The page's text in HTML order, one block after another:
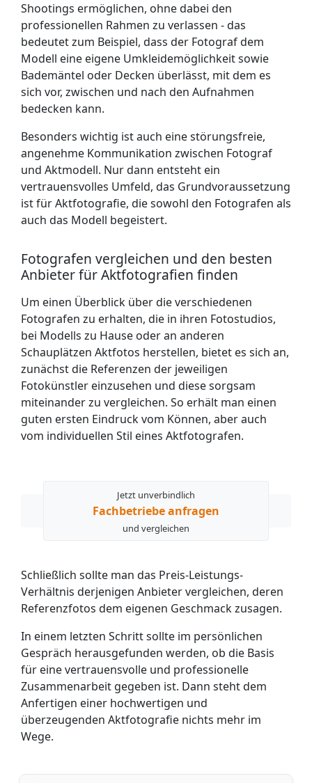
Shootings ermöglichen, ohne dabei den
professionellen Rahmen zu verlassen - das
bedeutet zum Beispiel, dass der Fotograf dem
Modell eine eigene Umkleidemöglichkeit sowie
Bademäntel oder Decken überlässt, mit dem es
sich vor, zwischen und nach den Aufnahmen
bedecken kann.
Besonders wichtig ist auch eine störungsfreie,
angenehme Kommunikation zwischen Fotograf
und Aktmodell. Nur dann entsteht ein
vertrauensvolles Umfeld, das Grundvoraussetzung
ist für Aktfotografie, die sowohl den Fotografen als
auch das Modell begeistert.
Fotografen vergleichen und den besten
Anbieter für Aktfotografien finden
Um einen Überblick über die verschiedenen
Fotografen zu erhalten, die in ihren Fotostudios,
bei Modells zu Hause oder an anderen
Schauplätzen Aktfotos herstellen, bietet es sich an,
zunächst die Referenzen der jeweiligen
Fotokünstler einzusehen und diese sorgsam
miteinander zu vergleichen. So erhält man einen
guten ersten Eindruck vom Können, aber auch
vom individuellen Stil eines Aktfotografen.
Jetzt unverbindlich
Fachbetriebe anfragen
und vergleichen
Schließlich sollte man das Preis-Leistungs-
Verhältnis derjenigen Anbieter vergleichen, deren
Referenzfotos dem eigenen Geschmack zusagen.
In einem letzten Schritt sollte im persönlichen
Gespräch herausgefunden werden, ob die Basis
für eine vertrauensvolle und professionelle
Zusammenarbeit gegeben ist. Dann steht dem
Anfertigen einer hochwertigen und
überzeugenden Aktfotografie nichts mehr im
Wege.